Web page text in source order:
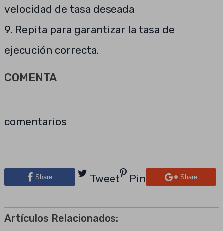
velocidad de tasa deseada
9. Repita para garantizar la tasa de
ejecución correcta.
COMENTA
comentarios
Share Tweet Pin Share
Artículos Relacionados: